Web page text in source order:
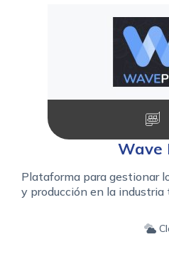
Wave
Plataforma para gestionar
y producción en la